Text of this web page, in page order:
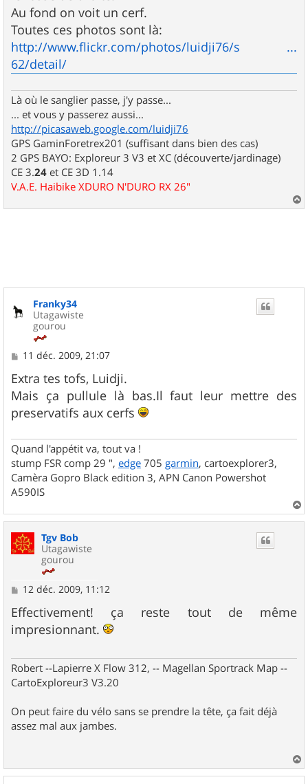
Au fond on voit un cerf.
Toutes ces photos sont là:
http://www.flickr.com/photos/luidji76/s ...
62/detail/
Là où le sanglier passe, j'y passe...
... et vous y passerez aussi...
http://picasaweb.google.com/luidji76
GPS GaminForetrex201 (suffisant dans bien des cas)
2 GPS BAYO: Exploreur 3 V3 et XC (découverte/jardinage)
CE 3.24 et CE 3D 1.14
V.A.E. Haibike XDURO N'DURO RX 26"
a
Franky34
Utagawiste
gourou
M
s
s
a
g
e
11 déc. 2009, 21:07
Extra tes tofs, Luidji.
Mais ça pullule là bas.Il faut leur mettre des
preservatifs aux cerfs
Quand l'appétit va, tout va !
stump FSR comp 29 ", edge 705 garmin, cartoexplorer3,
Camèra Gopro Black edition 3, APN Canon Powershot
A590IS
a
Tgv Bob
Utagawiste
gourou
M
s
s
a
12 déc. 2009, 11:12
Effectivement! ça reste tout de même
impresionnant.
Robert --Lapierre X Flow 312, -- Magellan Sportrack Map --
CartoExploreur3 V3.20
On peut faire du vélo sans se prendre la tête, ça fait déjà
assez mal aux jambes.
a